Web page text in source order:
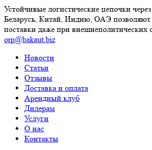
Устойчивые логистические цепочки
Беларусь, Китай, Индию, ОАЭ позволяют
поставки даже при внешнеполитических
orp@bakaut.biz
Новости
Статьи
Отзывы
Доставка и оплата
Арендный клуб
Дилерам
Услуги
О нас
Контакты